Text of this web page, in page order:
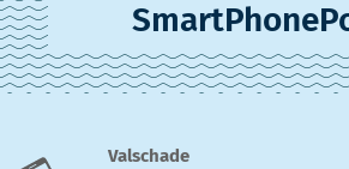
Valschade